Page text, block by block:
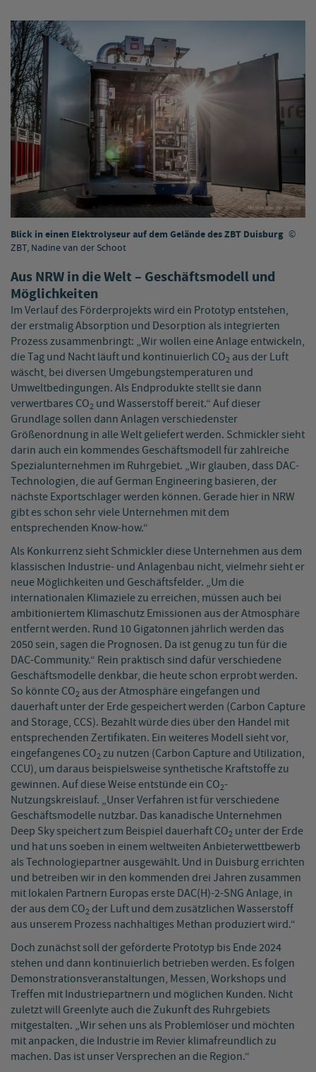
Blick in einen Elektrolyseur auf dem Gelände des ZBT Duisburg
ZBT, Nadine van der Schoot
Aus NRW in die Welt – Geschäftsmodell und
Möglichkeiten
Im Verlauf des Förderprojekts wird ein Prototyp entstehen,
der erstmalig Absorption und Desorption als integrierten
Prozess zusammenbringt: „Wir wollen eine Anlage entwickeln,
die Tag und Nacht läuft und kontinuierlich CO2 aus der Luft
wäscht, bei diversen Umgebungstemperaturen und
Umweltbedingungen. Als Endprodukte stellt sie dann
verwertbares CO2 und Wasserstoff bereit.“ Auf dieser
Grundlage sollen dann Anlagen verschiedenster
Größenordnung in alle Welt geliefert werden. Schmickler sieht
darin auch ein kommendes Geschäftsmodell für zahlreiche
Spezialunternehmen im Ruhrgebiet. „Wir glauben, dass DAC-
Technologien, die auf German Engineering basieren, der
nächste Exportschlager werden können. Gerade hier in NRW
gibt es schon sehr viele Unternehmen mit dem
entsprechenden Know-how.“
Als Konkurrenz sieht Schmickler diese Unternehmen aus dem
klassischen Industrie- und Anlagenbau nicht, vielmehr sieht er
neue Möglichkeiten und Geschäftsfelder. „Um die
internationalen Klimaziele zu erreichen, müssen auch bei
ambitioniertem Klimaschutz Emissionen aus der Atmosphäre
entfernt werden. Rund 10 Gigatonnen jährlich werden das
2050 sein, sagen die Prognosen. Da ist genug zu tun für die
DAC-Community.“ Rein praktisch sind dafür verschiedene
Geschäftsmodelle denkbar, die heute schon erprobt werden.
So könnte CO2 aus der Atmosphäre eingefangen und
dauerhaft unter der Erde gespeichert werden (Carbon Capture
and Storage, CCS). Bezahlt würde dies über den Handel mit
entsprechenden Zertifikaten. Ein weiteres Modell sieht vor,
eingefangenes CO2zu nutzen (Carbon Capture and Utilization,
CCU), um daraus beispielsweise synthetische Kraftstoffe zu
gewinnen. Auf diese Weise entstünde ein CO2-
Nutzungskreislauf. „Unser Verfahren ist für verschiedene
Geschäftsmodelle nutzbar. Das kanadische Unternehmen
Deep Sky speichert zum Beispiel dauerhaft CO2 unter der Erde
und hat uns soeben in einem weltweiten Anbieterwettbewerb
als Technologiepartner ausgewählt. Und in Duisburg errichten
und betreiben wir in den kommenden drei Jahren zusammen
mit lokalen Partnern Europas erste DAC(H)-2-SNG Anlage, in
der aus dem CO2 der Luft und dem zusätzlichen Wasserstoff
aus unserem Prozess nachhaltiges Methan produziert wird.“
Doch zunächst soll der geförderte Prototyp bis Ende 2024
stehen und dann kontinuierlich betrieben werden. Es folgen
Demonstrationsveranstaltungen, Messen, Workshops und
Treffen mit Industriepartnern und möglichen Kunden. Nicht
zuletzt will Greenlyte auch die Zukunft des Ruhrgebiets
mitgestalten. „Wir sehen uns als Problemlöser und möchten
mit anpacken, die Industrie im Revier klimafreundlich zu
machen. Das ist unser Versprechen an die Region.“